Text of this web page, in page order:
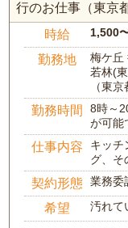
行のお仕事（東京
時給 1,500
勤務地
梅ケ丘
若林(
（東
勤務時間
8時～
が可能
仕事内容
キッチ
グ、そ
契約形態 業務委
希望 汚れて